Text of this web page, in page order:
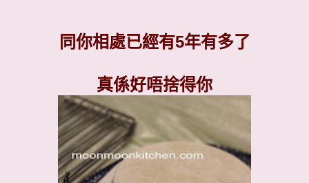
同你相處已經有5年有多了
真係好唔捨得你